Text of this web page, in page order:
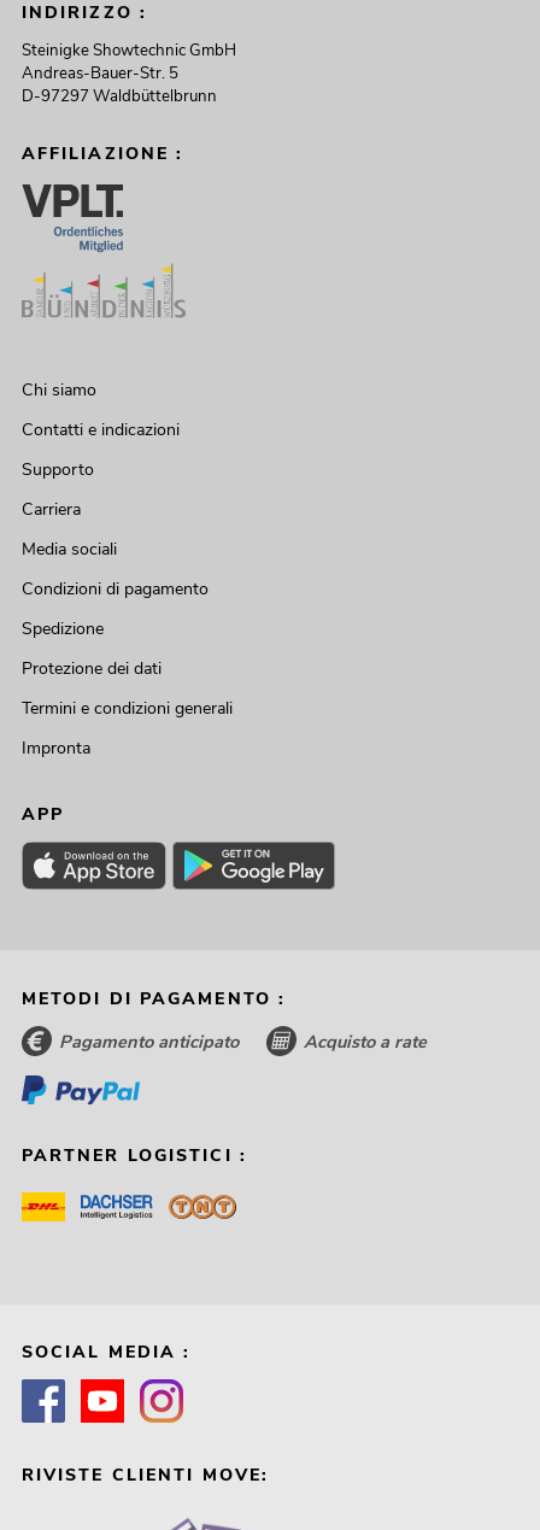
INDIRIZZO :
Steinigke Showtechnic GmbH
Andreas-Bauer-Str. 5
D-97297 Waldbüttelbrunn
AFFILIAZIONE :
Chi siamo
Contatti e indicazioni
Supporto
Carriera
Media sociali
Condizioni di pagamento
Spedizione
Protezione dei dati
Termini e condizioni generali
Impronta
APP
METODI DI PAGAMENTO :
Pagamento anticipato Acquisto a rate
PARTNER LOGISTICI :
SOCIAL MEDIA :
RIVISTE CLIENTI MOVE: